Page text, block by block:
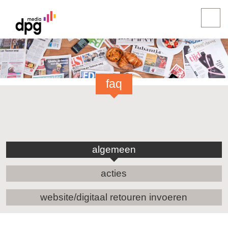
faq
algemeen
acties
website/digitaal retouren invoeren